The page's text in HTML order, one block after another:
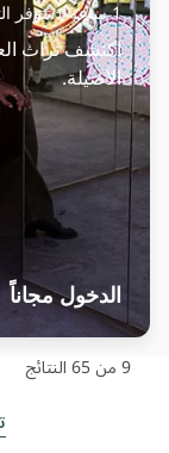
1 ساعة
تتوفر
اكتشف تراث
الأصيلة.
الدخول مجاناً
9 من 65
النتائج